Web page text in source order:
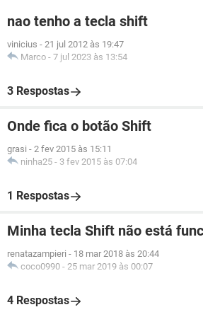
nao tenho a tecla shift
vinicius - 21 jul 2012 às 19:47
Marco - 7 jul 2023 às 13:54
3 Respostas
Onde fica o botão Shift
grasi - 2 fev 2015 às 15:11
ninha25 - 3 fev 2015 às 07:04
1 Respostas
Minha tecla Shift não está
renatazampieri - 18 mar 2018 às 20:44
coco0990 - 25 mar 2019 às 00:07
4 Respostas